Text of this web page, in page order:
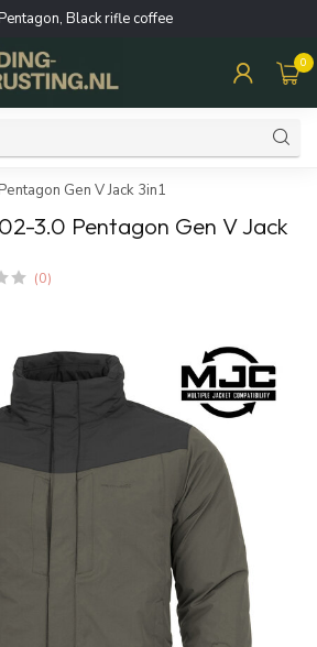
Black rifle coffee
0
Gen V Jack 3in1
3.0 Pentagon Gen V Jack
(0)